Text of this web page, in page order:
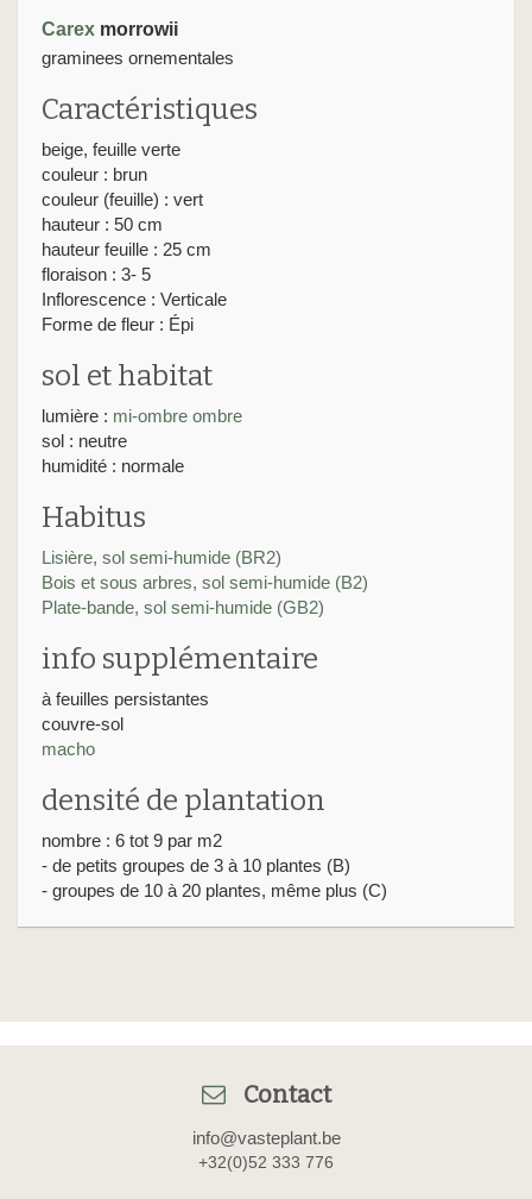
Carex morrowii
graminees ornementales
Caractéristiques
beige, feuille verte
couleur : brun
couleur (feuille) : vert
hauteur : 50 cm
hauteur feuille : 25 cm
floraison : 3- 5
Inflorescence : Verticale
Forme de fleur : Épi
sol et habitat
lumière : mi-ombre ombre
sol : neutre
humidité : normale
Habitus
Lisière, sol semi-humide (BR2)
Bois et sous arbres, sol semi-humide (B2)
Plate-bande, sol semi-humide (GB2)
info supplémentaire
à feuilles persistantes
couvre-sol
macho
densité de plantation
nombre : 6 tot 9 par m2
- de petits groupes de 3 à 10 plantes (B)
- groupes de 10 à 20 plantes, même plus (C)
Contact
info@vasteplant.be
+32(0)52 333 776